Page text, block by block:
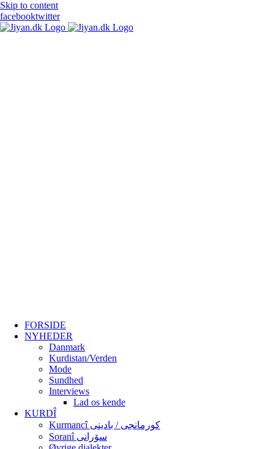
Skip to content
facebooktwitter
FORSIDE
NYHEDER
Danmark
Kurdistan/Verden
Mode
Sundhed
Interviews
Lad os kende
KURDÎ
Kurmancî کورمانجی / بادینی
Soranî سۆرانی